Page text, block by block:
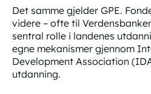
Det samme gjelder GPE.
videre – ofte til
sentral rolle i landenes
egne mekanismer gjennom
Development Association
utdanning.